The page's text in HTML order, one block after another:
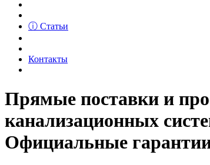
ⓘ Статьи
Контакты
Прямые поставки и
канализационных
Официальные гарантии